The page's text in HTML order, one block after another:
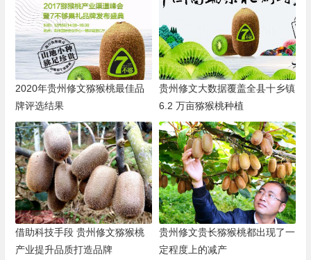
2020年贵州修文猕猴桃最佳品
牌评选结果
贵州修文大数据覆盖全县十乡镇
6.2 万亩猕猴桃种植
借助科技手段 贵州修文猕猴桃
产业提升品质打造品牌
贵州修文贵长猕猴桃都出现了一
定程度上的减产